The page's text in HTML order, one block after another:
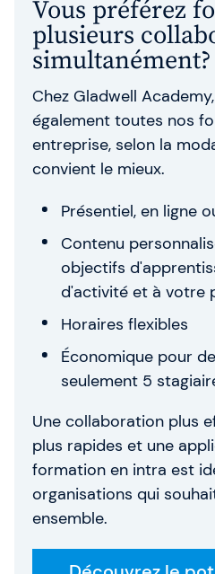
Vous préférez
plusieurs
simultanément?
Chez Gladwell
également toutes nos
entreprise, selon la
convient le mieux.
Présentiel, en ligne
Contenu
objectifs
d'activité et à votre
Horaires flexibles
Économique pour
seulement 5
Une collaboration plus
plus rapides et une
formation en intra est
organisations qui
ensemble.